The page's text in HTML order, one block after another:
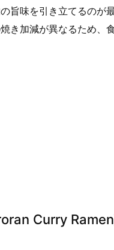
旨味を引き立てるのが
き加減が異なるため、
Curry